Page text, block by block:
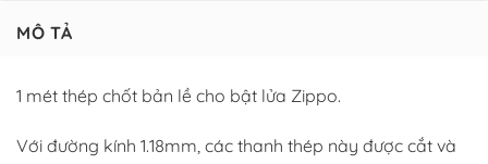
MÔ TẢ
1 mét thép chốt bản lề cho bật lửa Zippo.
Với đường kính 1.18mm, các thanh thép này được cắt và